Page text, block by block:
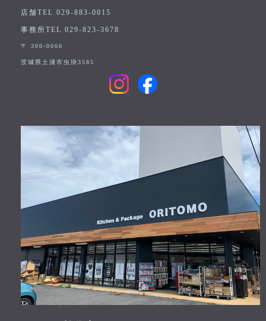
店舗TEL 029-883-0015
事務所TEL 029-823-3678
〒 300-0066
茨城県土浦市虫掛3585